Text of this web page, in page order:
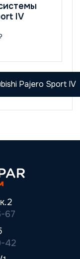
IV
Pajero Sport IV
67
42